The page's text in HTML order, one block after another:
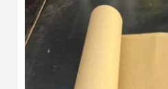
Inscription à la